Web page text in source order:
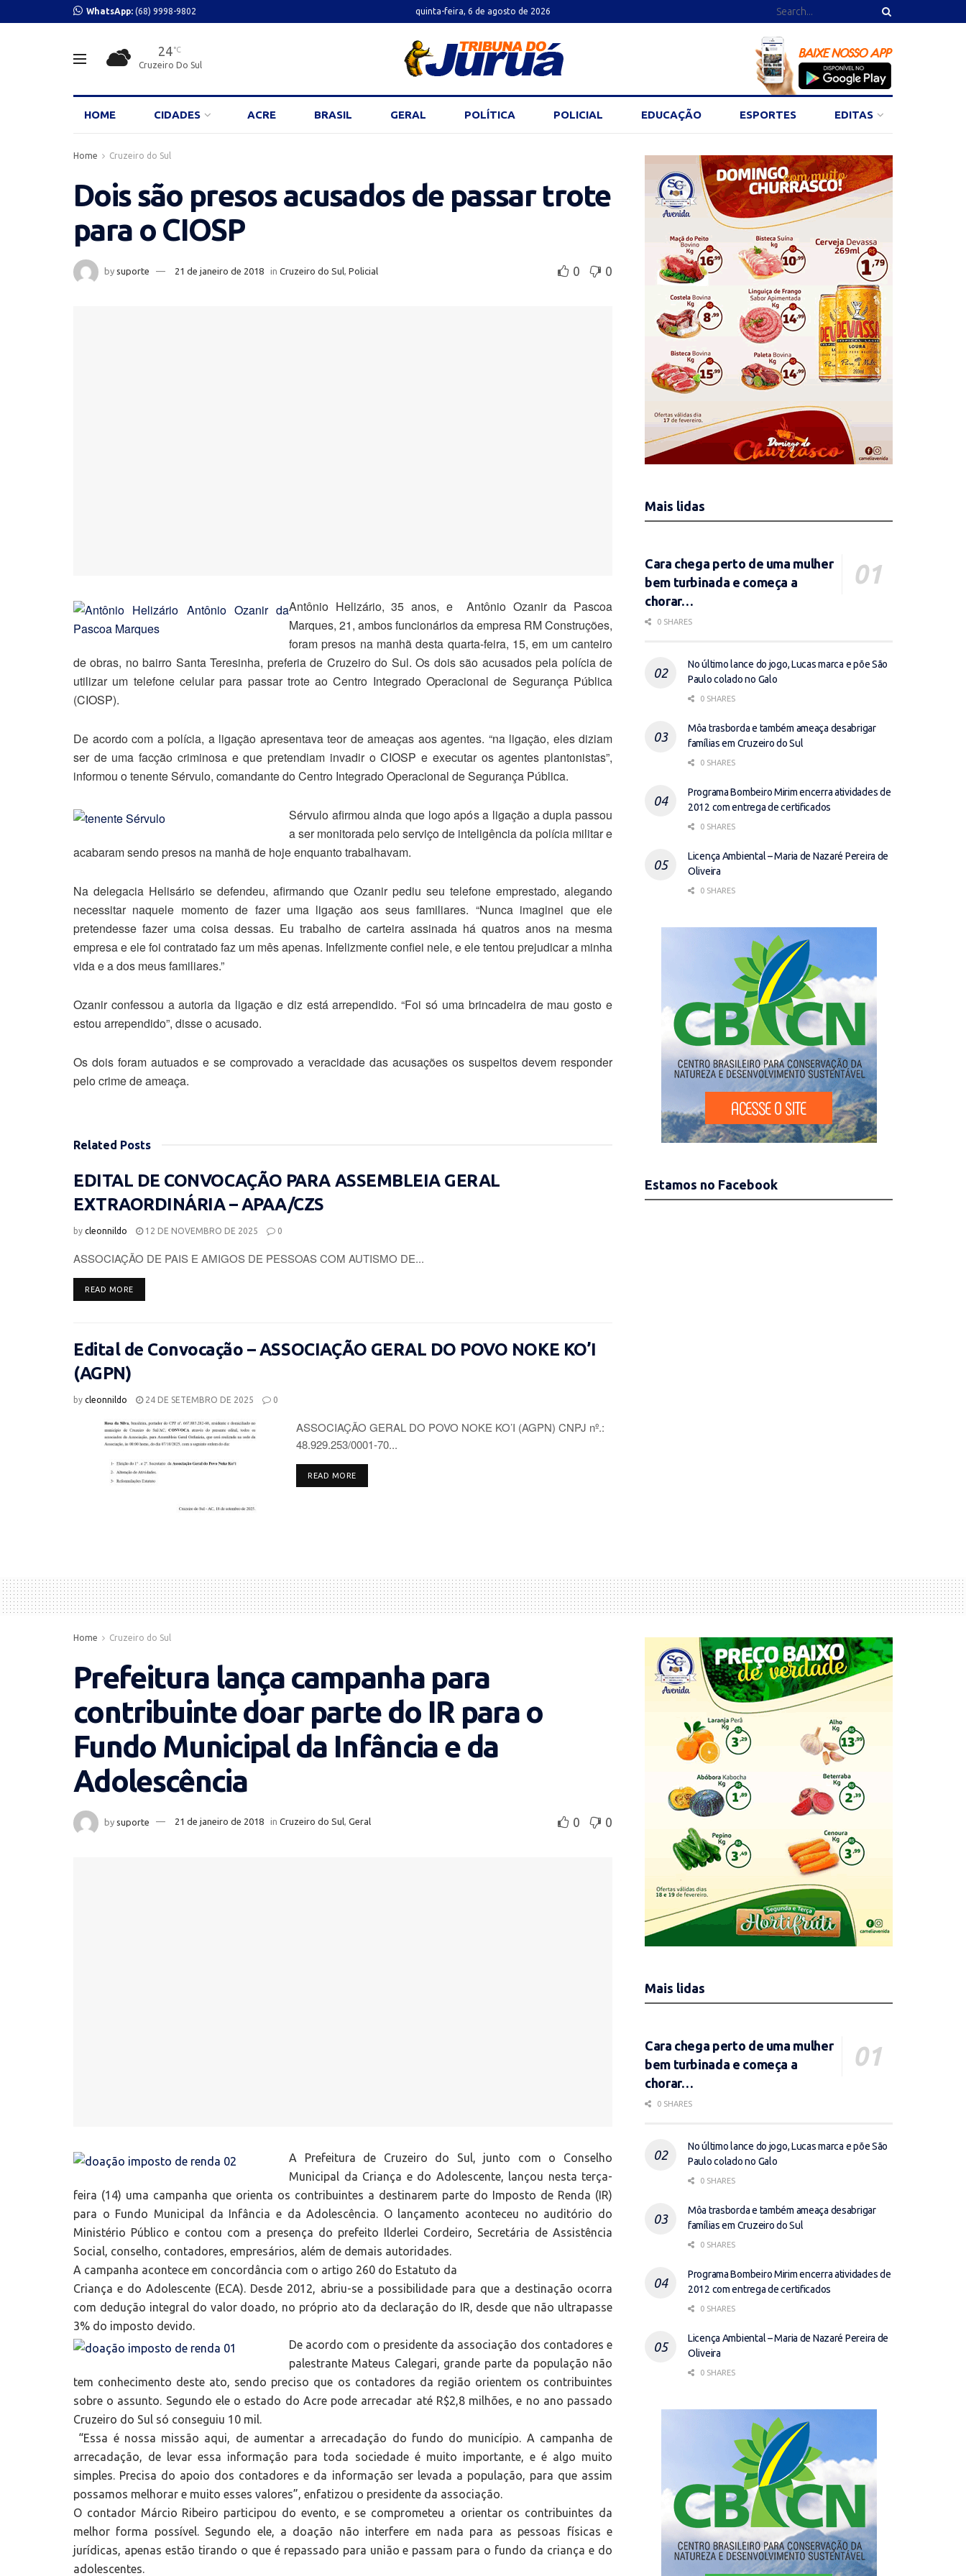
WhatsApp: (68) 9998-9802 quinta-feira, 6 de agosto de 2026
24 °C
Cruzeiro Do Sul
HOME CIDADES ACRE BRASIL GERAL POLÍTICA POLICIAL EDUCAÇÃO ESPORTES EDITAS
Home Cruzeiro do Sul
Dois são presos acusados de passar trote
para o CIOSP
by suporte 21 de janeiro de 2018 in Cruzeiro do Sul Policial 0 0
Antônio Helizário, 35 anos, e Antônio Ozanir da Pascoa
Marques, 21, ambos funcionários da empresa RM Construções,
foram presos na manhã desta quarta-feira, 15, em um canteiro
de obras, no bairro Santa Teresinha, preferia de Cruzeiro do Sul. Os dois são acusados pela polícia de
utilizar um telefone celular para passar trote ao Centro Integrado Operacional de Segurança Pública
(CIOSP).
De acordo com a polícia, a ligação apresentava teor de ameaças aos agentes. “na ligação, eles diziam
ser de uma facção criminosa e que pretendiam invadir o CIOSP e executar os agentes plantonistas”,
informou o tenente Sérvulo, comandante do Centro Integrado Operacional de Segurança Pública.
Sérvulo afirmou ainda que logo após a ligação a dupla passou
a ser monitorada pelo serviço de inteligência da polícia militar e
acabaram sendo presos na manhã de hoje enquanto trabalhavam.
Na delegacia Helisário se defendeu, afirmando que Ozanir pediu seu telefone emprestado, alegando
necessitar naquele momento de fazer uma ligação aos seus familiares. “Nunca imaginei que ele
pretendesse fazer uma coisa dessas. Eu trabalho de carteira assinada há quatros anos na mesma
empresa e ele foi contratado faz um mês apenas. Infelizmente confiei nele, e ele tentou prejudicar a minha
vida e a dos meus familiares.”
Ozanir confessou a autoria da ligação e diz está arrependido. “Foi só uma brincadeira de mau gosto e
estou arrependido”, disse o acusado.
Os dois foram autuados e se comprovado a veracidade das acusações os suspeitos devem responder
pelo crime de ameaça.
Related Posts
EDITAL DE CONVOCAÇÃO PARA ASSEMBLEIA GERAL
EXTRAORDINÁRIA – APAA/CZS
by cleonnildo 12 DE NOVEMBRO DE 2025 0
ASSOCIAÇÃO DE PAIS E AMIGOS DE PESSOAS COM AUTISMO DE...
READ MOREDETAILS
Edital de Convocação – ASSOCIAÇÃO GERAL DO POVO NOKE KO’I
(AGPN)
by cleonnildo 24 DE SETEMBRO DE 2025 0
ASSOCIAÇÃO GERAL DO POVO NOKE KO’I (AGPN) CNPJ nº.:
48.929.253/0001-70...
READ MOREDETAILS
Mais lidas
Cara chega perto de uma mulher
bem turbinada e começa a
chorar…
0 SHARES
No último lance do jogo, Lucas marca e põe São
Paulo colado no Galo
0 SHARES
Môa trasborda e também ameaça desabrigar
famílias em Cruzeiro do Sul
0 SHARES
Programa Bombeiro Mirim encerra atividades de
2012 com entrega de certificados
0 SHARES
Licença Ambiental – Maria de Nazaré Pereira de
Oliveira
0 SHARES
Estamos no Facebook
Home Cruzeiro do Sul
Prefeitura lança campanha para
contribuinte doar parte do IR para o
Fundo Municipal da Infância e da
Adolescência
by suporte 21 de janeiro de 2018 in Cruzeiro do Sul, Geral 0 0
A Prefeitura de Cruzeiro do Sul, junto com o Conselho
Municipal da Criança e do Adolescente, lançou nesta terça-
feira (14) uma campanha que orienta os contribuintes a destinarem parte do Imposto de Renda (IR)
para o Fundo Municipal da Infância e da Adolescência. O lançamento aconteceu no auditório do
Ministério Público e contou com a presença do prefeito Ilderlei Cordeiro, Secretária de Assistência
Social, conselho, contadores, empresários, além de demais autoridades.
A campanha acontece em concordância com o artigo 260 do Estatuto da
Criança e do Adolescente (ECA). Desde 2012, abriu-se a possibilidade para que a destinação ocorra
com dedução integral do valor doado, no próprio ato da declaração do IR, desde que não ultrapasse
3% do imposto devido.
De acordo com o presidente da associação dos contadores e
palestrante Mateus Calegari, grande parte da população não
tem conhecimento deste ato, sendo preciso que os contadores da região orientem os contribuintes
sobre o assunto. Segundo ele o estado do Acre pode arrecadar até R$2,8 milhões, e no ano passado
Cruzeiro do Sul só conseguiu 10 mil.
“Essa é nossa missão aqui, de aumentar a arrecadação do fundo do município. A campanha de
arrecadação, de levar essa informação para toda sociedade é muito importante, e é algo muito
simples. Precisa do apoio dos contadores e da informação ser levada a população, para que assim
possamos melhorar e muito esses valores”, enfatizou o presidente da associação.
O contador Márcio Ribeiro participou do evento, e se comprometeu a orientar os contribuintes da
melhor forma possível. Segundo ele, a doação não interfere em nada para as pessoas físicas e
jurídicas, apenas estão tirando o que é repassado para união e passam para o fundo da criança e do
adolescentes.
Mais lidas
Cara chega perto de uma mulher
bem turbinada e começa a
chorar…
0 SHARES
No último lance do jogo, Lucas marca e põe São
Paulo colado no Galo
0 SHARES
Môa trasborda e também ameaça desabrigar
famílias em Cruzeiro do Sul
0 SHARES
Programa Bombeiro Mirim encerra atividades de
2012 com entrega de certificados
0 SHARES
Licença Ambiental – Maria de Nazaré Pereira de
Oliveira
0 SHARES